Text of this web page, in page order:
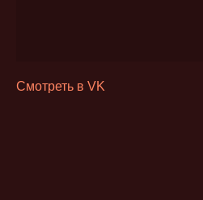
Смотреть в VK